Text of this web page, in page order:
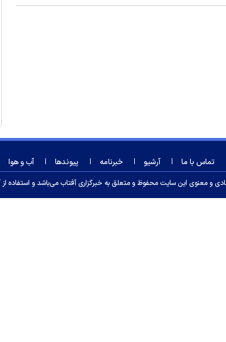
تماس با ما آرشیو خبرنامه پیوندها آب و هوا
و معنوی این سایت محفوظ و متعلق به خبرگزاری آفتاب می‌باشد و استفاده از